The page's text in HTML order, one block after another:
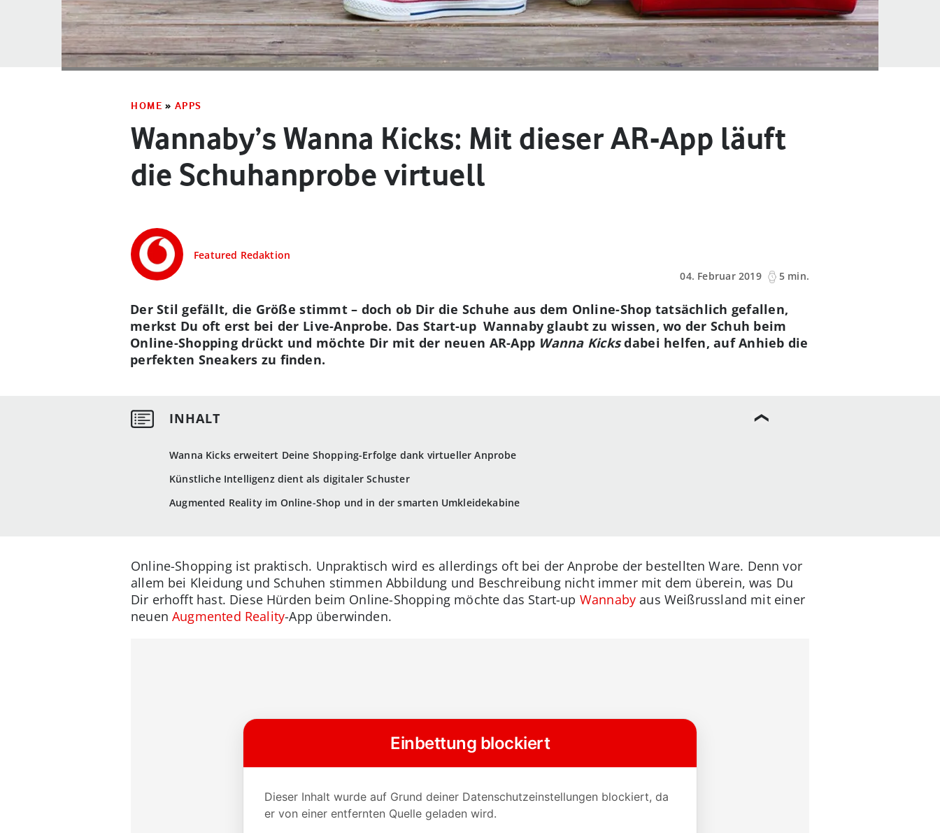
HOME » APPS
Wannaby’s Wanna Kicks: Mit dieser AR-App läuft
die Schuhanprobe virtuell
Featured Redaktion
04. Februar 2019
5 min.
Wanna Kicks erweitert Deine Shopping-Erfolge dank virtueller Anprobe
Künstliche Intelligenz dient als digitaler Schuster
Augmented Reality im Online-Shop und in der smarten Umkleidekabine
Der Stil gefällt, die Größe stimmt – doch ob Dir die Schuhe aus dem Online-Shop tatsächlich gefallen,
merkst Du oft erst bei der Live-Anprobe. Das Start-up Wannaby glaubt zu wissen, wo der Schuh beim
Online-Shopping drückt und möchte Dir mit der neuen AR-App Wanna Kicksdabei helfen, auf Anhieb die
perfekten Sneakers zu finden.
Online-Shopping ist praktisch. Unpraktisch wird es allerdings oft bei der Anprobe der bestellten Ware. Denn vor
allem bei Kleidung und Schuhen stimmen Abbildung und Beschreibung nicht immer mit dem überein, was Du
Dir erhofft hast. Diese Hürden beim Online-Shopping möchte das Start-up Wannaby aus Weißrussland mit einer
neuenAugmented Reality-App überwinden.